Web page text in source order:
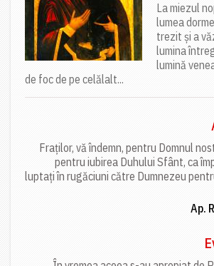
La miezul
lumea
trezit și a
lumina
lumină
de foc de pe celălalt...
Fraților, vă îndemn, pentru Domnul
pentru iubirea Duhului Sfânt, ca
luptați în rugăciuni către Dumnezeu
Ap.